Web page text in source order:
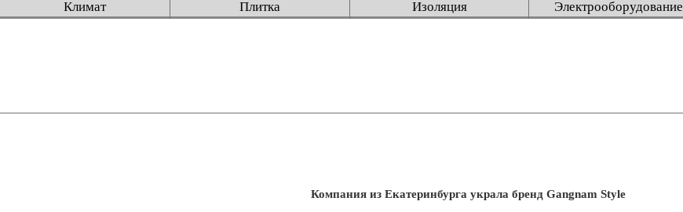
Климат
Плитка Изоляция Электрооборудование
Компания из Екатеринбурга украла бренд Gangnam Style